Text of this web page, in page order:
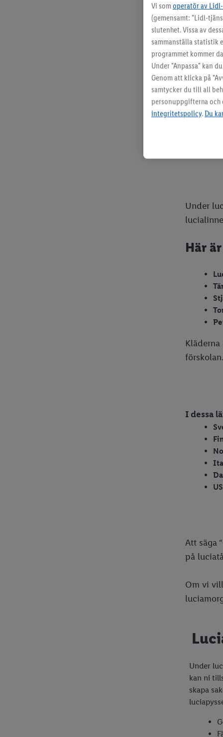
10
Under
Här
förskolan.
I dessa
Att säga
på
Om vi
Under
kan ni
skapa
Vi som operatör av
(gemensamt: "Lidl-
slutenhet. Vissa av
sammanställa statistik
programmet kommer
Under "Anpassa" kan
Genom att klicka på
samtycker du till all
personuppgifterna och
integritetspolicy.Du